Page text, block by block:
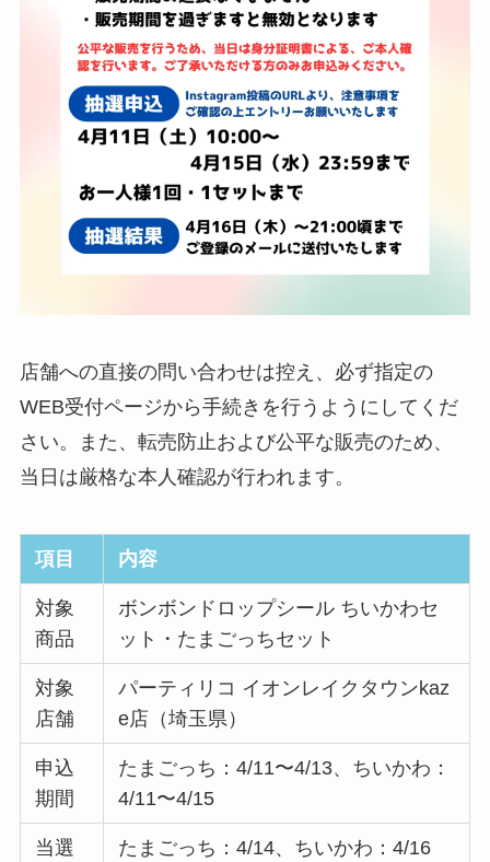
店舗への直接の問い合わせは控え、必ず指定の
WEB受付ページから手続きを行うようにしてくだ
さい。また、転売防止および公平な販売のため、
当日は厳格な本人確認が行われます。
項目 内容
対象
商品
ボンボンドロップシール ちいかわセ
ット・たまごっちセット
対象
店舗
パーティリコ イオンレイクタウンkaz
e店（埼玉県）
申込
期間
たまごっち：4/11〜4/13、ちいかわ：
4/11〜4/15
当選
たまごっち：4/14、ちいかわ：4/16